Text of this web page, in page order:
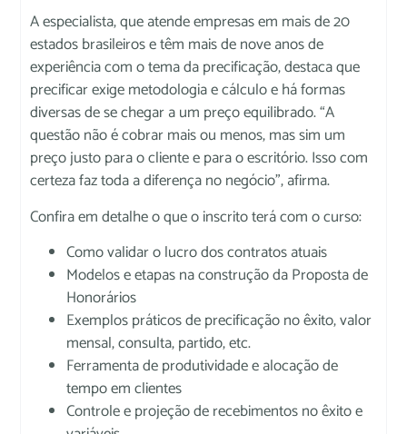
A especialista, que atende empresas em mais de 20
estados brasileiros e têm mais de nove anos de
experiência com o tema da precificação, destaca que
precificar exige metodologia e cálculo e há formas
diversas de se chegar a um preço equilibrado. “A
questão não é cobrar mais ou menos, mas sim um
preço justo para o cliente e para o escritório. Isso com
certeza faz toda a diferença no negócio”, afirma.
Confira em detalhe o que o inscrito terá com o curso:
Como validar o lucro dos contratos atuais
Modelos e etapas na construção da Proposta de
Honorários
Exemplos práticos de precificação no êxito, valor
mensal, consulta, partido, etc.
Ferramenta de produtividade e alocação de
tempo em clientes
Controle e projeção de recebimentos no êxito e